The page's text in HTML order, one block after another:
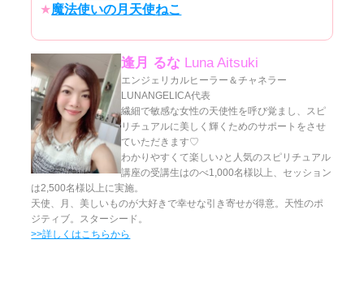
★魔法使いの月天使ねこ
逢月 るな Luna Aitsuki
エンジェリカルヒーラー＆チャネラー
LUNANGELICA代表
繊細で敏感な女性の天使性を呼び覚まし、スピ
リチュアルに美しく輝くためのサポートをさせ
ていただきます♡
わかりやすくて楽しい♪と人気のスピリチュアル
講座の受講生はのべ1,000名様以上、セッション
は2,500名様以上に実施。
天使、月、美しいものが大好きで幸せな引き寄せが得意。天性のポ
ジティブ。スターシード。
>>詳しくはこちらから